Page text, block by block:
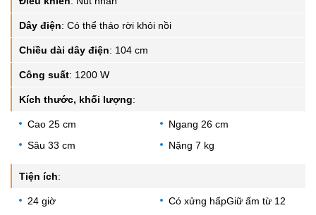
Dây điện: Có thể tháo rời khỏi nồi
Chiều dài dây điện: 104 cm
Công suất: 1200 W
Kích thước, khối lượng:
Cao 25 cm
Ngang 26 cm
Sâu 33 cm
Nặng 7 kg
Tiện ích:
24 giờ Có xửng hấpGiữ ấm từ 12